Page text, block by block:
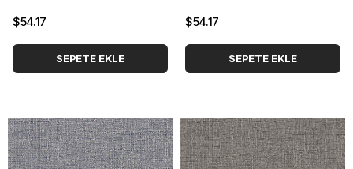
$54.17
SEPETE EKLE
$54.17
SEPETE EKLE